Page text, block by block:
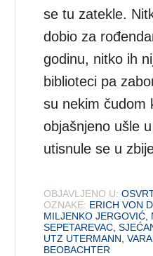
se tu zatekle.
dobio za
godinu, nitko ih
biblioteci pa
su nekim čudom
objašnjeno ušle
utisnule se u
OBJAVLJENO U:
OZNAKE: ERICH VON
MILJENKO JERGOVIĆ
SEPETAREVAC ,
UTZ UTERMANN ,
BEOBACHTER